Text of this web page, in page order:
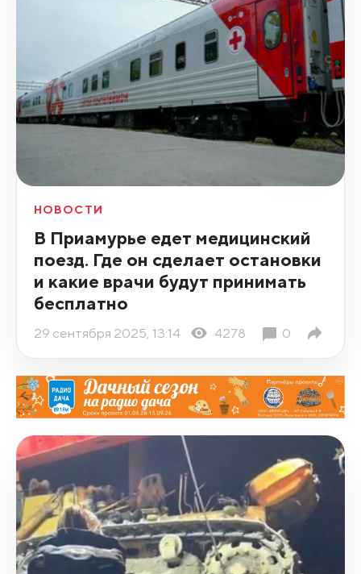
НОВОСТИ
В Приамурье едет медицинский
поезд. Где он сделает остановки
и какие врачи будут принимать
бесплатно
29 сентября 2025, 13:14 4278 0